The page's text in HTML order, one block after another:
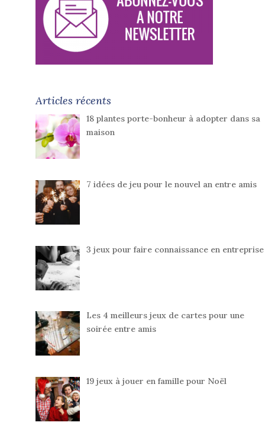
Articles récents
18 plantes porte-bonheur à adopter dans sa
maison
7 idées de jeu pour le nouvel an entre amis
3 jeux pour faire connaissance en entreprise
Les 4 meilleurs jeux de cartes pour une
soirée entre amis
19 jeux à jouer en famille pour Noël